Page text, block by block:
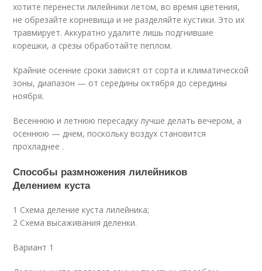
хотите перенести лилейники летом, во время цветения,
не обрезайте корневища и не разделяйте кустики. Это их
травмирует. Аккуратно удалите лишь подгнившие
корешки, а срезы обработайте пеплом.
Крайние осенние сроки зависят от сорта и климатической
зоны, диапазон — от середины октября до середины
ноября.
Весеннюю и летнюю пересадку лучше делать вечером, а
осеннюю — днем, поскольку воздух становится
прохладнее .
Способы размножения лилейников
Делением куста
1 Схема деление куста лилейника;
2 Схема высаживания деленки.
Вариант 1